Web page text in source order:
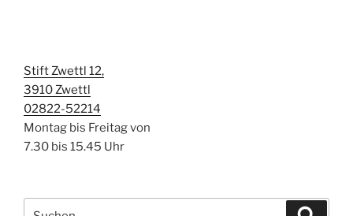
Stift Zwettl 12,
3910 Zwettl
02822-52214
Montag bis Freitag von
7.30 bis 15.45 Uhr